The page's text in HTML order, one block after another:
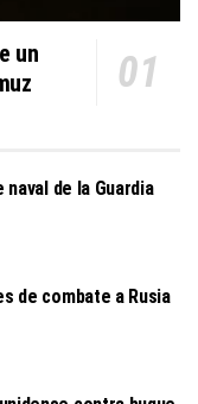
un
de la Guardia
de combate a Rusia